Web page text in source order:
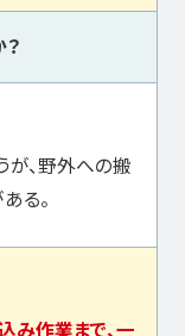
が、野外への搬
る。
み作業まで、一